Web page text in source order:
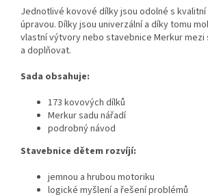
Jednotlivé kovové dílky jsou odolné s
úpravou. Dílky jsou univerzální a díky tomu
vlastní výtvory nebo stavebnice Merkur
a doplňovat.
Sada obsahuje:
173 kovových dílků
Merkur sadu nářadí
podrobný návod
Stavebnice dětem rozvíjí:
jemnou a hrubou motoriku
logické myšlení a řešení problémů